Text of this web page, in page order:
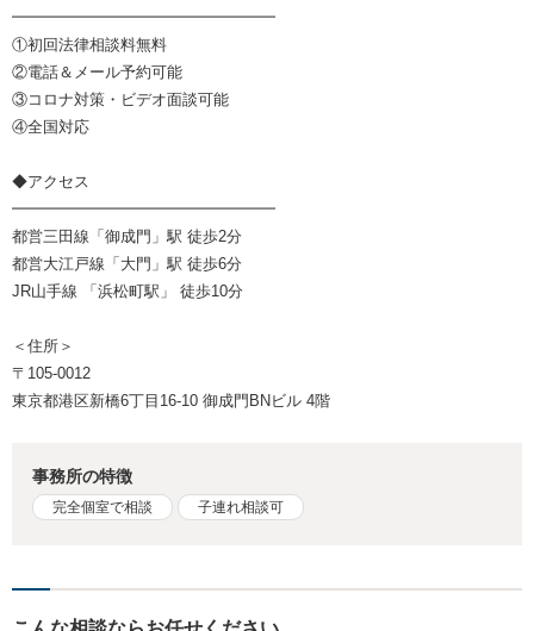
━━━━━━━━━━━━━━━━━
①初回法律相談料無料
②電話＆メール予約可能
③コロナ対策・ビデオ面談可能
④全国対応
◆アクセス
━━━━━━━━━━━━━━━━━
都営三田線「御成門」駅 徒歩2分
都営大江戸線「大門」駅 徒歩6分
JR山手線 「浜松町駅」 徒歩10分
＜住所＞
〒105-0012
東京都港区新橋6丁目16-10 御成門BNビル 4階
事務所の特徴
完全個室で相談 子連れ相談可